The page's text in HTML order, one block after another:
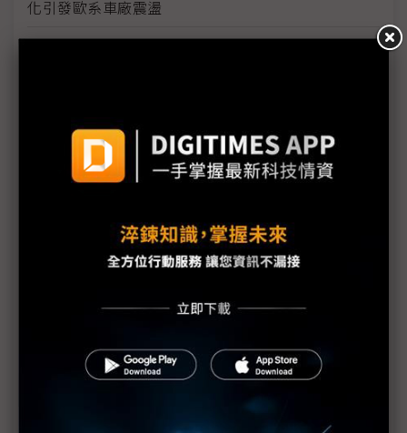
化引發歐系車廠震盪
Tim Cook宣布蘋果全數關稅退款 全額回流美國製造
獲利展望
三星1Q26營益暴增逾700% 半導體與終端產品冰火
政策協調不亞於產品創新 蘋果控險策劃Cook主外、
川普關稅首筆退款預計5月11日發放 退稅平台CAPE
日產FY25財測虧損收斂優於預期 汽車事業現金流轉